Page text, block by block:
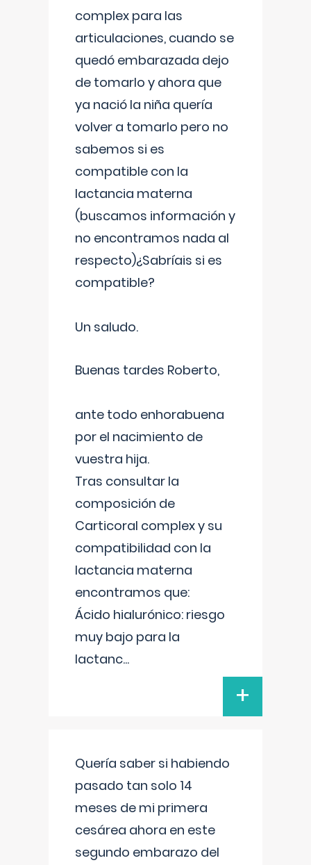
complex para las
articulaciones, cuando se
quedó embarazada dejo
de tomarlo y ahora que
ya nació la niña quería
volver a tomarlo pero no
sabemos si es
compatible con la
lactancia materna
(buscamos información y
no encontramos nada al
respecto)¿Sabríais si es
compatible?
Un saludo.
Buenas tardes Roberto,
ante todo enhorabuena
por el nacimiento de
vuestra hija.
Tras consultar la
composición de
Carticoral complex y su
compatibilidad con la
lactancia materna
encontramos que:
Ácido hialurónico: riesgo
muy bajo para la
lactanc...
+
Quería saber si habiendo
pasado tan solo 14
meses de mi primera
cesárea ahora en este
segundo embarazo del